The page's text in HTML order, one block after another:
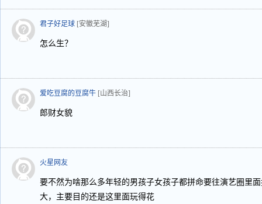
君子好足球 [安徽芜湖]
怎么生？
爱吃豆腐的豆腐牛 [山西长治]
郎财女貌
火星网友
要不然为啥那么多年轻的男孩子女孩子都拼命要往演艺圈里
大，主要目的还是这里面玩得花